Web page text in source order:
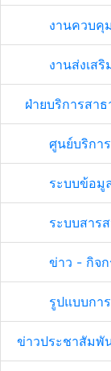
งานควบคุ
งานส่งเส
ฝ่ายบริการสา
ศูนย์บริกา
ระบบข้อมู
ระบบสาร
ข่าว - กิจก
รูปแบบกา
ข่าวประชาสัมพั